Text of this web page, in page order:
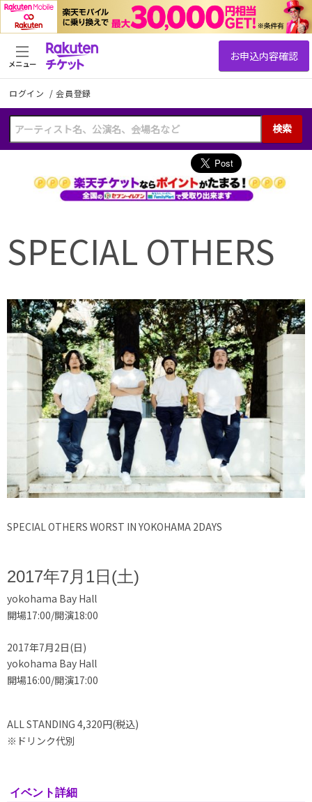
ログイン /会員登録
検索
メニュー
SPECIAL OTHERS
SPECIAL OTHERS WORST IN YOKOHAMA 2DAYS
2017年7月1日(土)
yokohama Bay Hall
開場17:00/開演18:00
2017年7月2日(日)
yokohama Bay Hall
開場16:00/開演17:00
ALL STANDING 4,320円(税込)
※ドリンク代別
イベント詳細